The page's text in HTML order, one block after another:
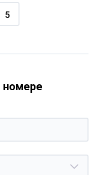
5
номере